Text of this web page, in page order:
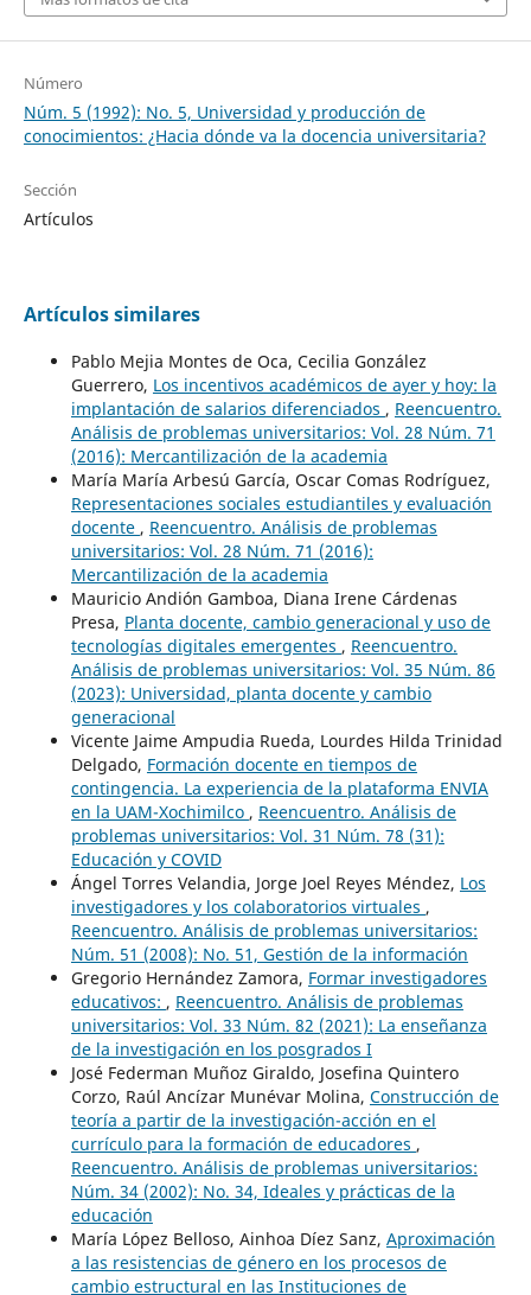
Número
Núm. 5 (1992): No. 5, Universidad y producción de
conocimientos: ¿Hacia dónde va la docencia universitaria?
Sección
Artículos
Artículos similares
Pablo Mejia Montes de Oca, Cecilia González
Guerrero, Los incentivos académicos de ayer y hoy: la
implantación de salarios diferenciados , Reencuentro.
Análisis de problemas universitarios: Vol. 28 Núm. 71
(2016): Mercantilización de la academia
María María Arbesú García, Oscar Comas Rodríguez,
Representaciones sociales estudiantiles y evaluación
docente , Reencuentro. Análisis de problemas
universitarios: Vol. 28 Núm. 71 (2016):
Mercantilización de la academia
Mauricio Andión Gamboa, Diana Irene Cárdenas
Presa, Planta docente, cambio generacional y uso de
tecnologías digitales emergentes , Reencuentro.
Análisis de problemas universitarios: Vol. 35 Núm. 86
(2023): Universidad, planta docente y cambio
generacional
Vicente Jaime Ampudia Rueda, Lourdes Hilda Trinidad
Delgado, Formación docente en tiempos de
contingencia. La experiencia de la plataforma ENVIA
en la UAM-Xochimilco , Reencuentro. Análisis de
problemas universitarios: Vol. 31 Núm. 78 (31):
Educación y COVID
Ángel Torres Velandia, Jorge Joel Reyes Méndez, Los
investigadores y los colaboratorios virtuales ,
Reencuentro. Análisis de problemas universitarios:
Núm. 51 (2008): No. 51, Gestión de la información
Gregorio Hernández Zamora, Formar investigadores
educativos: , Reencuentro. Análisis de problemas
universitarios: Vol. 33 Núm. 82 (2021): La enseñanza
de la investigación en los posgrados I
José Federman Muñoz Giraldo, Josefina Quintero
Corzo, Raúl Ancízar Munévar Molina, Construcción de
teoría a partir de la investigación-acción en el
currículo para la formación de educadores ,
Reencuentro. Análisis de problemas universitarios:
Núm. 34 (2002): No. 34, Ideales y prácticas de la
educación
María López Belloso, Ainhoa Díez Sanz, Aproximación
a las resistencias de género en los procesos de
cambio estructural en las Instituciones de